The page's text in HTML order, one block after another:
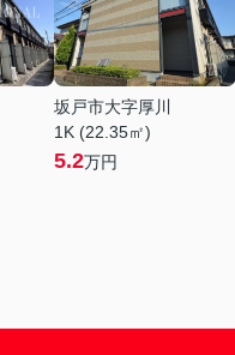
坂戸市大字厚川
1K (22.35㎡)
5.2万円